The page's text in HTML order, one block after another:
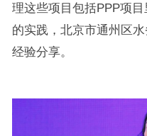
理这些项目包括PPP项
的实践，北京市通州区
经验分享。